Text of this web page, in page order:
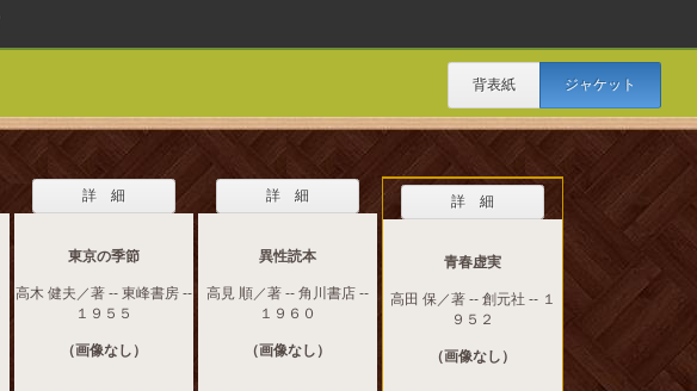
背表紙 ジャケット
詳 細
東京の季節
高木 健夫／著 -- 東峰書房 --
１９５５
（画像なし）
詳 細
異性読本
高見 順／著 -- 角川書店 --
１９６０
（画像なし）
詳 細
青春虚実
高田 保／著 -- 創元社 -- １
９５２
（画像なし）